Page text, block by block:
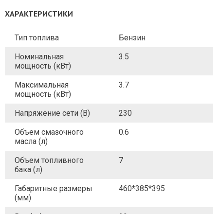
ХАРАКТЕРИСТИКИ
Тип топлива Бензин
Номинальная
мощность (кВт)
3.5
Максимальная
мощность (кВт)
3.7
Напряжение сети (В) 230
Объем смазочного
масла (л)
0.6
Объем топливного
бака (л)
7
Габаритные размеры
(мм)
460*385*395